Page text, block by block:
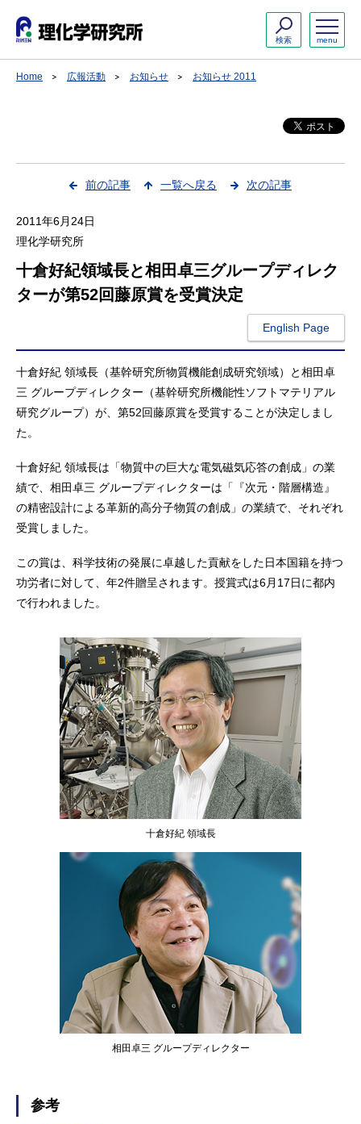
menu
検索
Home 広報活動 お知らせ お知らせ 2011
前の記事 一覧へ戻る 次の記事
2011年6月24日
理化学研究所
十倉好紀領域長と相田卓三グループディレク
ターが第52回藤原賞を受賞決定
English Page
十倉好紀 領域長（基幹研究所物質機能創成研究領域）と相田卓
三 グループディレクター（基幹研究所機能性ソフトマテリアル
研究グループ）が、第52回藤原賞を受賞することが決定しまし
た。
十倉好紀 領域長は「物質中の巨大な電気磁気応答の創成」の業
績で、相田卓三 グループディレクターは「『次元・階層構造』
の精密設計による革新的高分子物質の創成」の業績で、それぞれ
受賞しました。
この賞は、科学技術の発展に卓越した貢献をした日本国籍を持つ
功労者に対して、年2件贈呈されます。授賞式は6月17日に都内
で行われました。
十倉好紀 領域長
相田卓三 グループディレクター
参考